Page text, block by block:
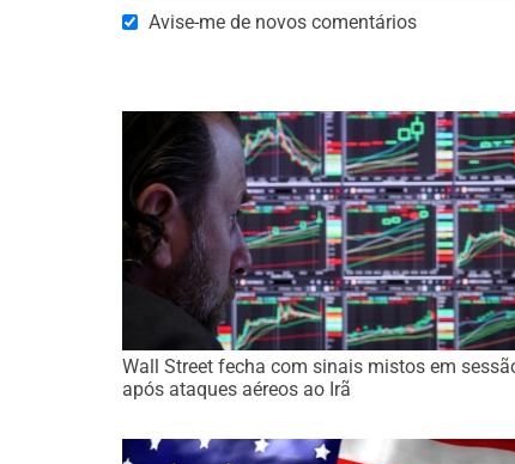
Avise-me de novos comentários
Wall Street fecha com sinais mistos em
após ataques aéreos ao Irã